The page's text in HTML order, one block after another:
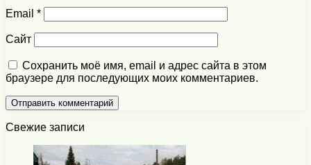
Email *
Сайт
Сохранить моё имя, email и адрес сайта в этом
браузере для последующих моих комментариев.
Свежие записи